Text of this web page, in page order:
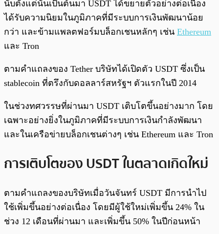
นับตั้งแต่นั้นเป็นต้นมา USDT ได้ขยายตัวอย่างต่อเนื่อง
ได้รับความนิยมในภูมิภาคที่มีระบบการเงินพัฒนาน้อย
กว่า และข้ามแพลตฟอร์มบล็อกเชนหลักๆ เช่น Ethereum
และ Tron
ตามคำแถลงของ Tether บริษัทได้เปิดตัว USDT ซึ่งเป็น
stablecoin ที่ตรึงกับดอลลาร์สหรัฐฯ ตัวแรกในปี 2014
ในช่วงทศวรรษที่ผ่านมา USDT เติบโตขึ้นอย่างมาก โดย
เฉพาะอย่างยิ่งในภูมิภาคที่มีระบบการเงินกำลังพัฒนา
และในเครือข่ายบล็อกเชนต่างๆ เช่น Ethereum และ Tron
การเติบโตของ USDT ในตลาดเกิดใหม่
ตามคำแถลงของบริษัทเมื่อวันจันทร์ USDT มีการนำไป
ใช้เพิ่มขึ้นอย่างต่อเนื่อง โดยมีผู้ใช้ใหม่เพิ่มขึ้น 24% ใน
ช่วง 12 เดือนที่ผ่านมา และเพิ่มขึ้น 50% ในปีก่อนหน้า